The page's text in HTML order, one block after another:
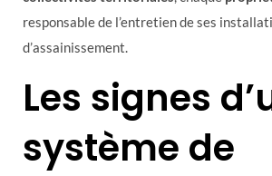
responsable de l’entretien de ses
d’assainissement.
Les signes
système de